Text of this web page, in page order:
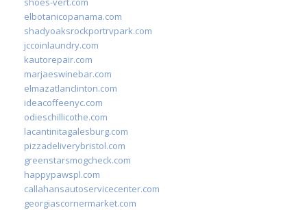
elbotanicopanama.com
shadyoaksrockportrvpark.com
jccoinlaundry.com
kautorepair.com
marjaeswinebar.com
elmazatlanclinton.com
ideacoffeenyc.com
odieschillicothe.com
lacantinitagalesburg.com
pizzadeliverybristol.com
greenstarsmogcheck.com
happypawspl.com
callahansautoservicecenter.com
georgiascornermarket.com